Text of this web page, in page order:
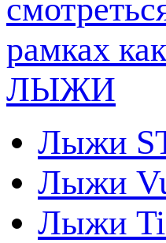
ЛЫЖИ
Лыжи
Лыжи
Лыжи